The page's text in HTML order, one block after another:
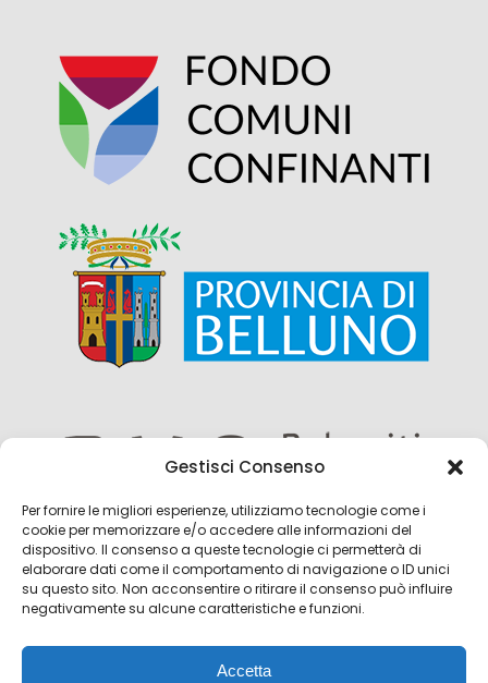
Gestisci Consenso
Per fornire le migliori esperienze, utilizziamo tecnologie come i
cookie per memorizzare e/o accedere alle informazioni del
dispositivo. Il consenso a queste tecnologie ci permetterà di
elaborare dati come il comportamento di navigazione o ID unici
su questo sito. Non acconsentire o ritirare il consenso può influire
negativamente su alcune caratteristiche e funzioni.
Accetta